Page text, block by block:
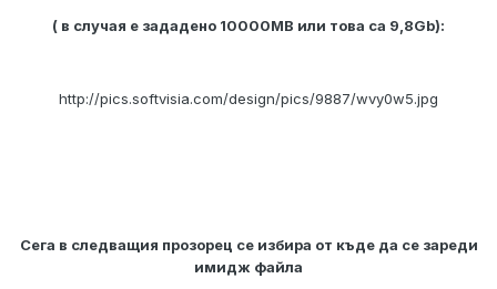
( в случая е зададено 10000MB или това са 9,8Gb):
http://pics.softvisia.com/design/pics/9887/wvy0w5.jpg
Сега в следващия прозорец се избира от къде да се зареди
имидж файла